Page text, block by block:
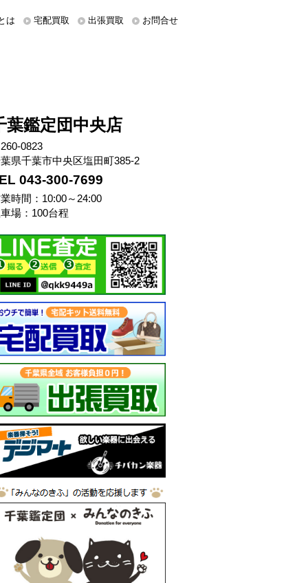
は 宅配買取 出張買取 お問合せ
葉鑑定団中央店
0823
県千葉市中央区塩田町385-2
043-300-7699
時間：10:00～24:00
場：100台程